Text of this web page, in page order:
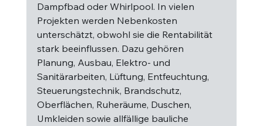
Dampfbad oder Whirlpool. In vielen
Projekten werden Nebenkosten
unterschätzt, obwohl sie die Rentabilität
stark beeinflussen. Dazu gehören
Planung, Ausbau, Elektro- und
Sanitärarbeiten, Lüftung, Entfeuchtung,
Steuerungstechnik, Brandschutz,
Oberflächen, Ruheräume, Duschen,
Umkleiden sowie allfällige bauliche